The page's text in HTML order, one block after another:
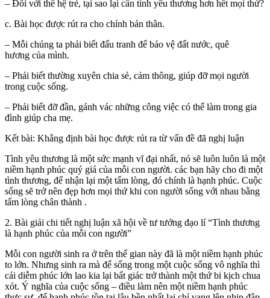
– Đối với thế hệ trẻ, tại sao lại cần tình yêu thương hơn hết mọi thứ?
c. Bài học được rút ra cho chính bản thân.
– Mỗi chúng ta phải biết đấu tranh để bảo vệ đất nước, quê
hương của mình.
– Phải biết thường xuyên chia sẻ, cảm thông, giúp đỡ mọi người
trong cuộc sống.
– Phải biết đỡ đần, gánh vác những công việc có thể làm trong gia
đình giúp cha mẹ.
Kết bài: Khẳng định bài học được rút ra từ vấn đề đã nghị luận
Tình yêu thương là một sức mạnh vĩ đại nhất, nó sẽ luôn luôn là một
niềm hạnh phúc quý giá của mỗi con người. các bạn hãy cho đi một
tình thương, để nhận lại một tấm lòng, đó chính là hạnh phúc. Cuộc
sống sẽ trở nên đẹp hơn mọi thứ khi con người sống với nhau bằng
tấm lòng chân thành .
2. Bài giải chi tiết nghị luận xã hội về tư tưởng đạo lí “Tình thương
là hạnh phúc của mỗi con người”
Mỗi con người sinh ra ở trên thế gian này đã là một niềm hạnh phúc
to lớn. Nhưng sinh ra mà để sống trong một cuộc sống vô nghĩa thì
cái diễm phúc lớn lao kia lại bất giác trở thành một thứ bi kịch chua
xót. Ý nghĩa của cuộc sống – điều làm nên một niềm hạnh phúc